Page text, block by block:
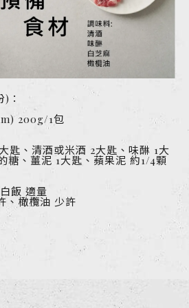
：
200g/1包
匙、清酒或米酒 2大匙、味醂 1大
糖、薑泥 1大匙、蘋果泥 約1/4顆
飯 適量
、橄欖油 少許